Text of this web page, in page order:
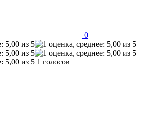
0
1 голосов